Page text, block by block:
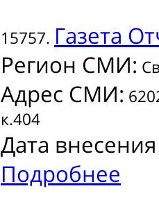
15757. Газета
Регион СМИ:
Адрес СМИ:
к.404
Дата
Подробнее